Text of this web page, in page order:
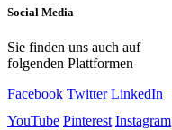
Social Media
Sie finden uns auch auf
folgenden Plattformen
Facebook Twitter LinkedIn
YouTube Pinterest Instagram